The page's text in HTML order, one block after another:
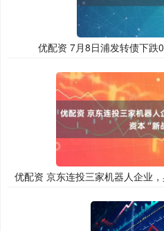
优配资 7月8日浦发转债下跌
优配资 京东连投三家机器人企业